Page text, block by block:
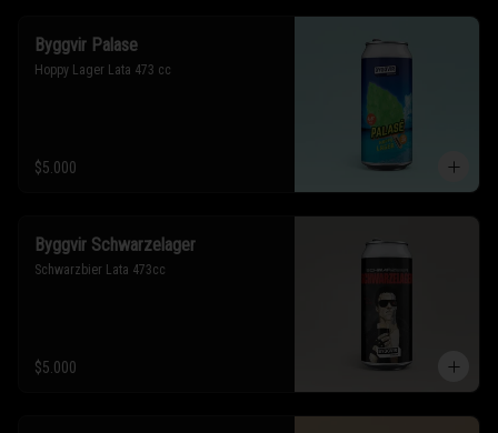
Byggvir Palase
Hoppy Lager Lata 473 cc
$5.000
Byggvir Schwarzelager
Schwarzbier Lata 473cc
$5.000